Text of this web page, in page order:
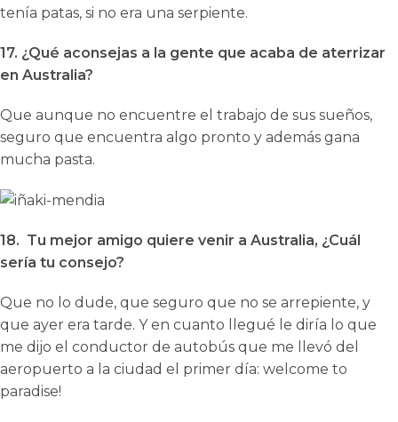
tenía patas, si no era una serpiente.
17. ¿Qué aconsejas a la gente que acaba de aterrizar
en Australia?
Que aunque no encuentre el trabajo de sus sueños,
seguro que encuentra algo pronto y además gana
mucha pasta.
18. Tu mejor amigo quiere venir a Australia, ¿Cuál
sería tu consejo?
Que no lo dude, que seguro que no se arrepiente, y
que ayer era tarde. Y en cuanto llegué le diría lo que
me dijo el conductor de autobús que me llevó del
aeropuerto a la ciudad el primer día: welcome to
paradise!